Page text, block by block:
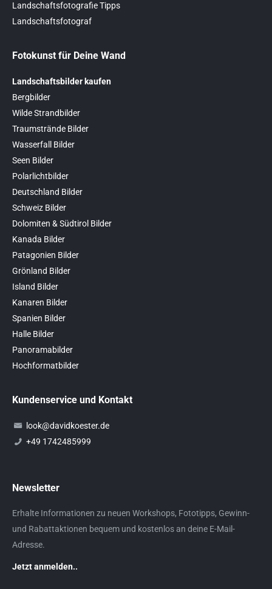
Landschaftsfotografie Tipps
Landschaftsfotograf
Fotokunst für Deine Wand
Landschaftsbilder kaufen
Bergbilder
Wilde Strandbilder
Traumstrände Bilder
Wasserfall Bilder
Seen Bilder
Polarlichtbilder
Deutschland Bilder
Schweiz Bilder
Dolomiten & Südtirol Bilder
Kanada Bilder
Patagonien Bilder
Grönland Bilder
Island Bilder
Kanaren Bilder
Spanien Bilder
Halle Bilder
Panoramabilder
Hochformatbilder
Kundenservice und Kontakt
look@davidkoester.de
+49 1742485999
Newsletter
Erhalte Informationen zu neuen Workshops, Fototipps, Gewinn-
und Rabattaktionen bequem und kostenlos an deine E-Mail-
Adresse.
Jetzt anmelden..